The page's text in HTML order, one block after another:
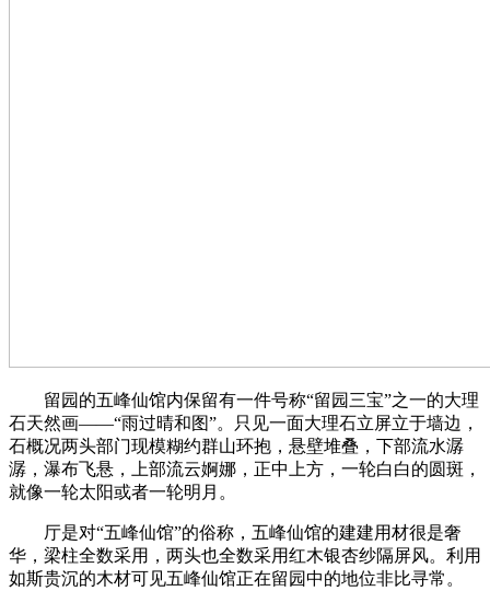
留园的五峰仙馆内保留有一件号称“留园三宝”之一的大理
石天然画——“雨过晴和图”。只见一面大理石立屏立于墙边，
石概况两头部门现模糊约群山环抱，悬壁堆叠，下部流水潺
潺，瀑布飞悬，上部流云婀娜，正中上方，一轮白白的圆斑，
就像一轮太阳或者一轮明月。
厅是对“五峰仙馆”的俗称，五峰仙馆的建建用材很是奢
华，梁柱全数采用，两头也全数采用红木银杏纱隔屏风。利用
如斯贵沉的木材可见五峰仙馆正在留园中的地位非比寻常。